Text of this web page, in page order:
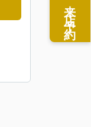
来店予約